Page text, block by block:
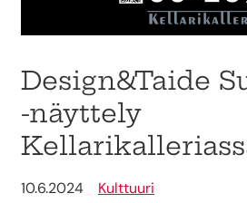
Design&Taide
-näyttely
10.6.2024 Kulttuuri